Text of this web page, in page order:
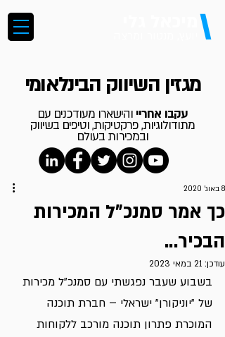
\
מגזין השיווק הבינלאומי
עקבו אחריי והישארו מעודכנים עם
מתודולוגיות, פרקטיקות, וטיפים בשיווק
ובמכירות בעולם
כך אמר סמנכ"ל המכירות
הבכיר...
8 באוג׳ 2020
עודכן: 21 במאי 2023
בשבוע שעבר נפגשתי עם סמנכ"ל מכירות
של "יוניקורן" ישראלי – חברת תוכנה
המוכרת פתרון תוכנה מורכב ללקוחות